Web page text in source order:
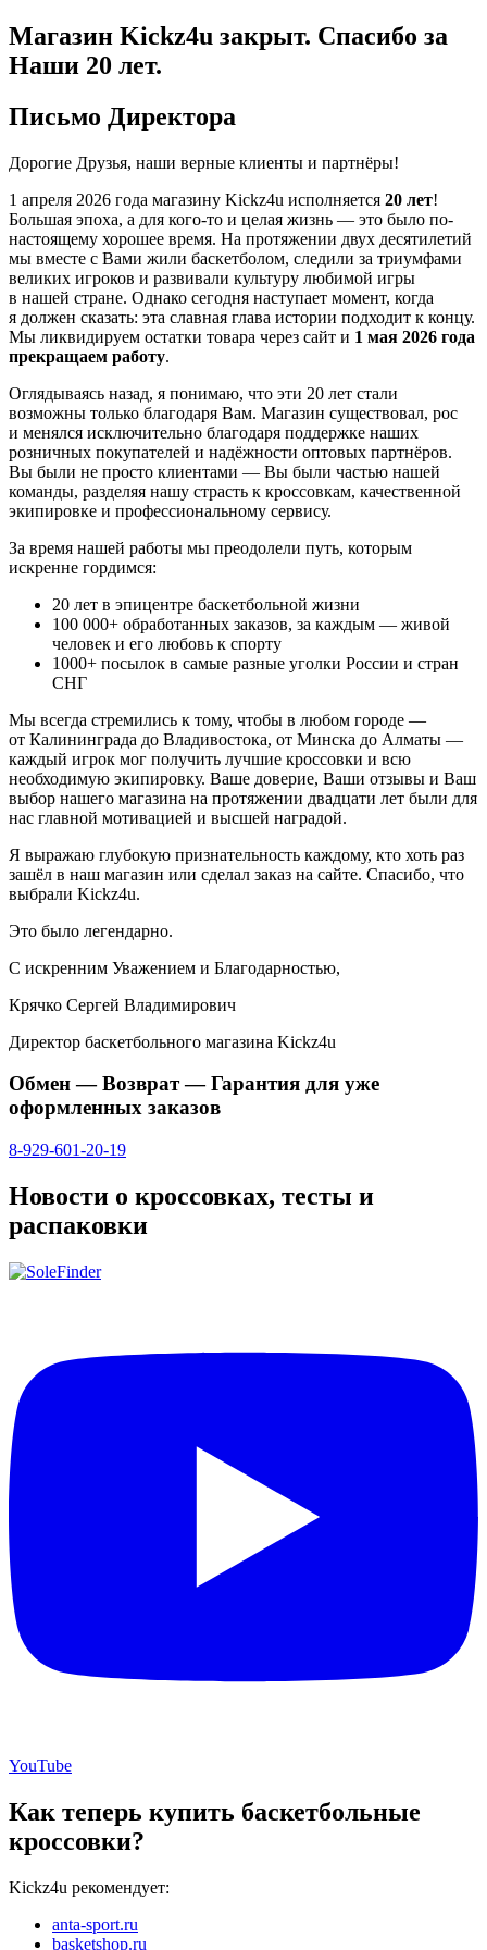
Магазин Kickz4u закрыт. Спасибо за
Наши 20 лет.
Письмо Директора
Дорогие Друзья, наши верные клиенты и партнёры!
1 апреля 2026 года магазину Kickz4u исполняется 20 лет!
Большая эпоха, а для кого-то и целая жизнь — это было по-
настоящему хорошее время. На протяжении двух десятилетий
мы вместе с Вами жили баскетболом, следили за триумфами
великих игроков и развивали культуру любимой игры
в нашей стране. Однако сегодня наступает момент, когда
я должен сказать: эта славная глава истории подходит к концу.
Мы ликвидируем остатки товара через сайт и 1 мая 2026 года
прекращаем работу.
Оглядываясь назад, я понимаю, что эти 20 лет стали
возможны только благодаря Вам. Магазин существовал, рос
и менялся исключительно благодаря поддержке наших
розничных покупателей и надёжности оптовых партнёров.
Вы были не просто клиентами — Вы были частью нашей
команды, разделяя нашу страсть к кроссовкам, качественной
экипировке и профессиональному сервису.
За время нашей работы мы преодолели путь, которым
искренне гордимся:
20 лет в эпицентре баскетбольной жизни
100 000+ обработанных заказов, за каждым — живой
человек и его любовь к спорту
1000+ посылок в самые разные уголки России и стран
СНГ
Мы всегда стремились к тому, чтобы в любом городе —
от Калининграда до Владивостока, от Минска до Алматы —
каждый игрок мог получить лучшие кроссовки и всю
необходимую экипировку. Ваше доверие, Ваши отзывы и Ваш
выбор нашего магазина на протяжении двадцати лет были для
нас главной мотивацией и высшей наградой.
Я выражаю глубокую признательность каждому, кто хоть раз
зашёл в наш магазин или сделал заказ на сайте. Спасибо, что
выбрали Kickz4u.
Это было легендарно.
С искренним Уважением и Благодарностью,
Крячко Сергей Владимирович
Директор баскетбольного магазина Kickz4u
Обмен — Возврат — Гарантия для уже
оформленных заказов
8-929-601-20-19
Новости о кроссовках, тесты и
распаковки
YouTube
Как теперь купить баскетбольные
кроссовки?
Kickz4u рекомендует:
anta-sport.ru
basketshop.ru